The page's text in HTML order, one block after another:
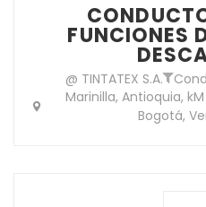
FUNCIONES
@ TINTATEX S.A.
Marinilla, Antioquia,
Bogotá,